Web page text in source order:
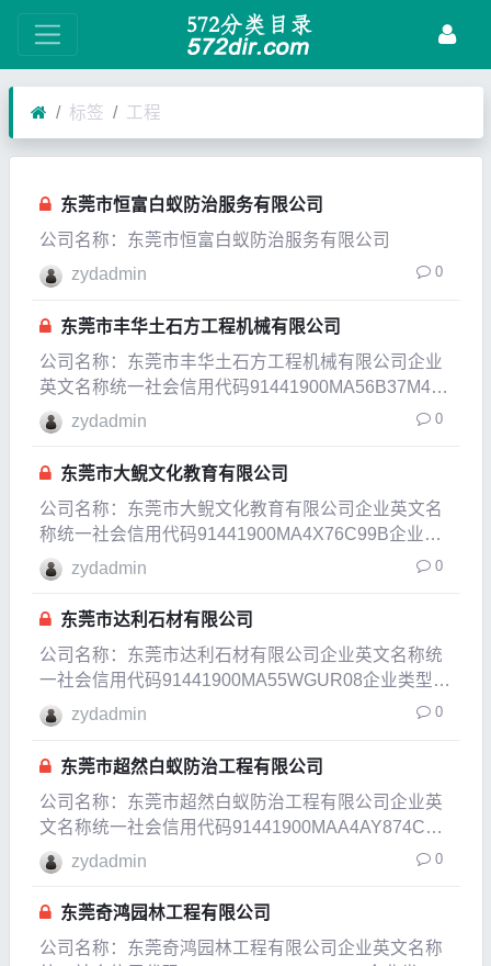
标签 工程
东莞市恒富白蚁防治服务有限公司
公司名称：东莞市恒富白蚁防治服务有限公司
zydadmin
0
东莞市丰华土石方工程机械有限公司
公司名称：东莞市丰华土石方工程机械有限公司企业
英文名称统一社会信用代码91441900MA56B37M40
企业类型有限责任公司(自然人独资)企业经营状态开
业企业成立日期2021-04-23成立日期2021-04-
zydadmin 0
东莞市大鲵文化教育有限公司
公司名称：东莞市大鲵文化教育有限公司企业英文名
称统一社会信用代码91441900MA4X76C99B企业类
型有限责任公司(自然人投资或控股)企业经营状态开
业企业成立日期2017-10-11成立日期2021-06-28法定
代表人肖倪注册资本1
zydadmin 0
东莞市达利石材有限公司
公司名称：东莞市达利石材有限公司企业英文名称统
一社会信用代码91441900MA55WGUR08企业类型有
限责任公司(自然人独资)企业经营状态开业企业成立
日期2021-01-21成立日期2021-01-21法定代表人张道
航注册资本100万人
zydadmin 0
东莞市超然白蚁防治工程有限公司
公司名称：东莞市超然白蚁防治工程有限公司企业英
文名称统一社会信用代码91441900MAA4AY874C企
业类型有限责任公司(自然人投资或控股)企业经营状
zydadmin 0
东莞奇鸿园林工程有限公司
公司名称：东莞奇鸿园林工程有限公司企业英文名称